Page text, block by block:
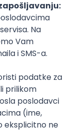
srednje.
a 24
se
nema neke
teško, a što
naučite na
i tu je koliko
i raditi
zadataka
jer je